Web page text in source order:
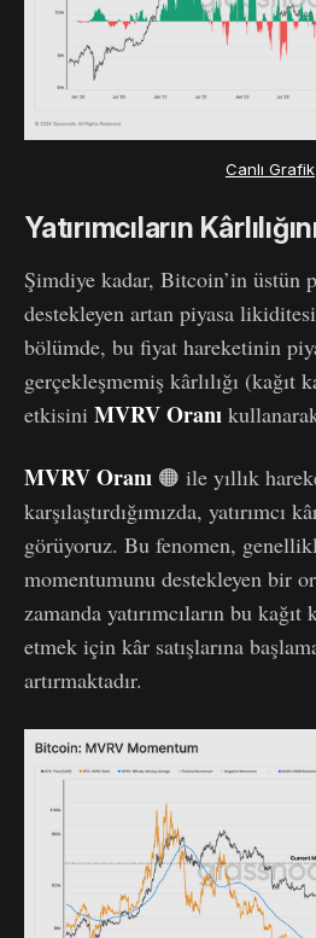
Canlı Grafik
Yatırımcıların
Şimdiye kadar, Bitcoin’in üstün
destekleyen artan piyasa
bölümde, bu fiyat hareketinin
gerçekleşmemiş kârlılığı (kağıt
etkisini MVRV Oranı
MVRV Oranı 🟠 ile yıllık
karşılaştırdığımızda, yatırımcı
görüyoruz. Bu fenomen,
momentumunu destekleyen bir
zamanda yatırımcıların bu kağıt
etmek için kâr satışlarına
artırmaktadır.